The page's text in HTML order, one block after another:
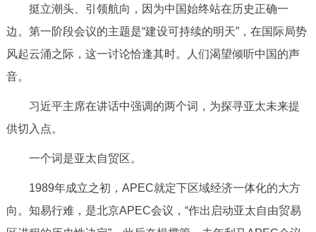
挺立潮头、引领航向，因为中国始终站在历史正确一
边。第一阶段会议的主题是“建设可持续的明天”，在国际局势
风起云涌之际，这一讨论恰逢其时。人们渴望倾听中国的声
音。
习近平主席在讲话中强调的两个词，为探寻亚太未来提
供切入点。
一个词是亚太自贸区。
1989年成立之初，APEC就定下区域经济一体化的大方
向。知易行难，是北京APEC会议，“作出启动亚太自由贸易